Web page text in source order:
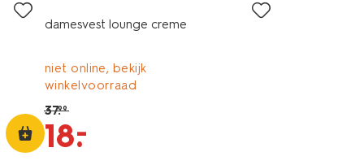
damesvest lounge creme
niet online, bekijk
winkelvoorraad
37.99
18.
–